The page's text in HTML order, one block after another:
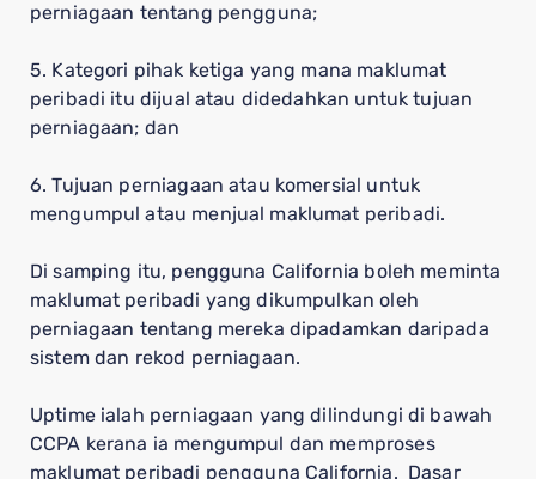
perniagaan tentang pengguna;
5. Kategori pihak ketiga yang mana maklumat
peribadi itu dijual atau didedahkan untuk tujuan
perniagaan; dan
6. Tujuan perniagaan atau komersial untuk
mengumpul atau menjual maklumat peribadi.
Di samping itu, pengguna California boleh meminta
maklumat peribadi yang dikumpulkan oleh
perniagaan tentang mereka dipadamkan daripada
sistem dan rekod perniagaan.
Uptime ialah perniagaan yang dilindungi di bawah
CCPA kerana ia mengumpul dan memproses
maklumat peribadi pengguna California. Dasar